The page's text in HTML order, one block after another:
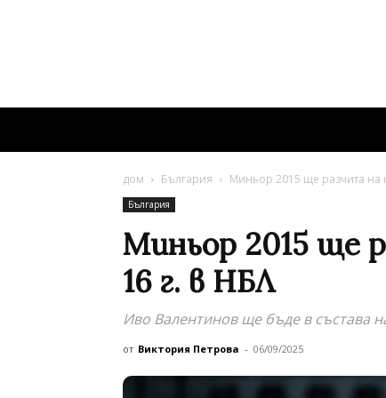
дом България Миньор 2015 ще разчита на
България
Миньор 2015 ще
16 г. в НБЛ
Иво Валентинов ще бъде в състава
от Виктория Петрова - 06/09/2025